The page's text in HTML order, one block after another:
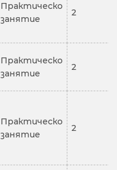
Практическо
занятие
2
Практическо
занятие
2
Практическо
занятие
2